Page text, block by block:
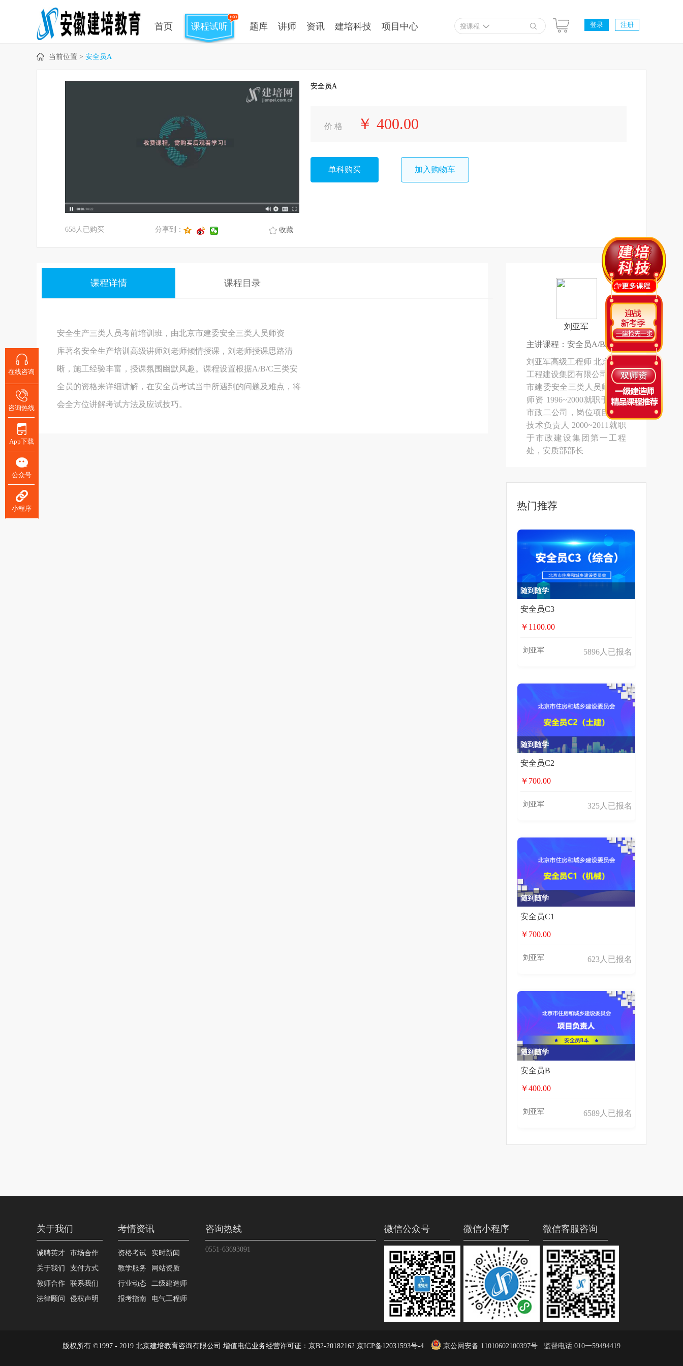
首页 课程试听 题库 讲师 资讯 建培科技 项目中心 搜课程 登录 注册
当前位置 > 安全员A
658人已购买 收藏
分享到：
安全员A
价 格 ￥ 400.00
单科购买 加入购物车
课程详情 课程目录
安全生产三类人员考前培训班，由北京市建委安全三类人员师资
库著名安全生产培训高级讲师刘老师倾情授课，刘老师授课思路清
晰，施工经验丰富，授课氛围幽默风趣。课程设置根据A/B/C三类安
全员的资格来详细讲解，在安全员考试当中所遇到的问题及难点，将
会全方位讲解考试方法及应试技巧。
刘亚军
主讲课程：安全员A/B/C
刘亚军高级工程师 北京市政
工程建设集团有限公司 北京
市建委安全三类人员师资库
师资 1996~2000就职于北京
市政二公司，岗位项目工程
技术负责人 2000~2011就职
于市政建设集团第一工程
处，安质部部长
热门推荐
随到随学
安全员C3
￥1100.00
刘亚军 5896人已报名
随到随学
安全员C2
￥700.00
刘亚军 325人已报名
随到随学
安全员C1
￥700.00
刘亚军 623人已报名
随到随学
安全员B
￥400.00
刘亚军 6589人已报名
关于我们
诚聘英才
关于我们
教师合作
法律顾问
市场合作
支付方式
联系我们
侵权声明
考情资讯
资格考试
教学服务
行业动态
报考指南
实时新闻
网站资质
二级建造师
电气工程师
咨询热线
0551-63693091
微信公众号 微信小程序 微信客服咨询
版权所有 ©1997 - 2019 北京建培教育咨询有限公司 增值电信业务经营许可证：京B2-20182162 京ICP备12031593号-4 京公网安备 11010602100397号 监督电话 010一59494419
在线咨询
咨询热线
App下载
公众号
小程序